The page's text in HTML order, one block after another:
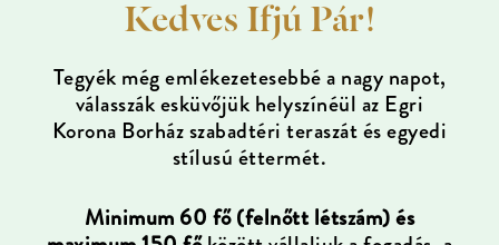
Kedves Ifjú Pár!
Tegyék még emlékezetesebbé a nagy napot,
válasszák esküvőjük helyszínéül az Egri
Korona Borház szabadtéri teraszát és egyedi
stílusú éttermét.
Minimum 60 fő (felnőtt létszám) és